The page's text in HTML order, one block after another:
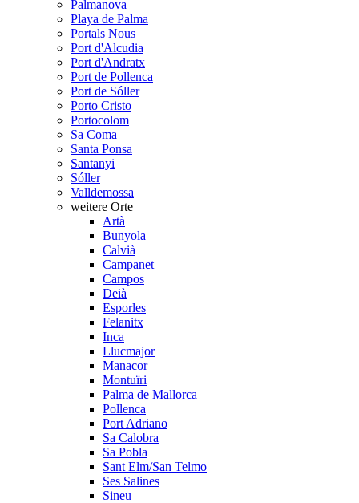
Palmanova
Playa de Palma
Portals Nous
Port d'Alcudia
Port d'Andratx
Port de Pollenca
Port de Sóller
Porto Cristo
Portocolom
Sa Coma
Santa Ponsa
Santanyi
Sóller
Valldemossa
weitere Orte
Artà
Bunyola
Calvià
Campanet
Campos
Deià
Esporles
Felanitx
Inca
Llucmajor
Manacor
Montuïri
Palma de Mallorca
Pollenca
Port Adriano
Sa Calobra
Sa Pobla
Sant Elm/San Telmo
Ses Salines
Sineu